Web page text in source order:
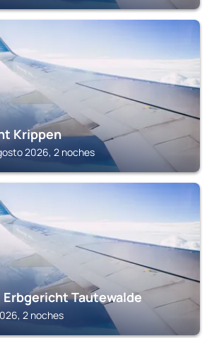
Krippen
2026, 2 noches
Tautewalde
2 noches